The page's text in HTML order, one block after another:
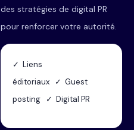
des stratégies de digital PR
pour renforcer votre autorité.
✓ Liens
éditoriaux ✓ Guest
posting ✓ Digital PR